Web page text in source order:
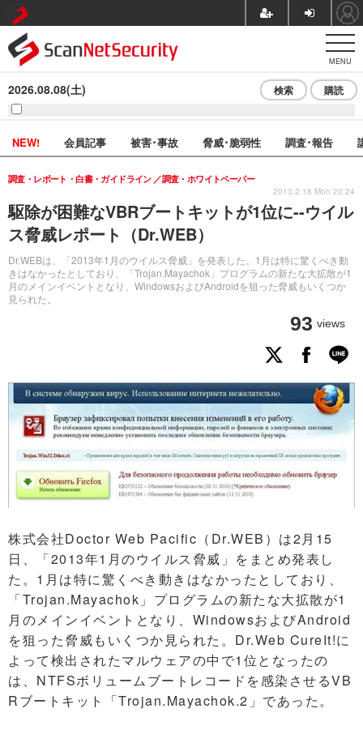
MENU
2026.08.08(土) 検索 購読
NEW! 会員記事 被害･事故 脅威･脆弱性 調査･報告
駆除が困難なVBRブートキットが1位に--ウイル
ス脅威レポート（Dr.WEB）
Dr.WEBは、「2013年1月のウイルス脅威」を発表した。1月は特に驚くべき動
きはなかったとしており、「Trojan.Mayachok」プログラムの新たな大拡散が1
月のメインイベントとなり、WindowsおよびAndroidを狙った脅威もいくつか
見られた。
調査・レポート・白書・ガイドライン 調査・ホワイトペーパー
93 views
2013.2.18 Mon 20:24
株式会社Doctor Web Pacific（Dr.WEB）は2月15
日、「2013年1月のウイルス脅威」をまとめ発表し
た。1月は特に驚くべき動きはなかったとしており、
「Trojan.Mayachok」プログラムの新たな大拡散が1
月のメインイベントとなり、WindowsおよびAndroid
を狙った脅威もいくつか見られた。Dr.Web CureIt!に
よって検出されたマルウェアの中で1位となったの
は、NTFSボリュームブートレコードを感染させるVB
Rブートキット「Trojan.Mayachok.2」であった。